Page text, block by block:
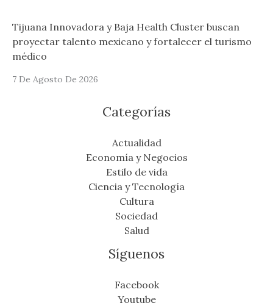
Tijuana Innovadora y Baja Health Cluster buscan
proyectar talento mexicano y fortalecer el turismo
médico
7 De Agosto De 2026
Categorías
Actualidad
Economía y Negocios
Estilo de vida
Ciencia y Tecnología
Cultura
Sociedad
Salud
Síguenos
Facebook
Youtube